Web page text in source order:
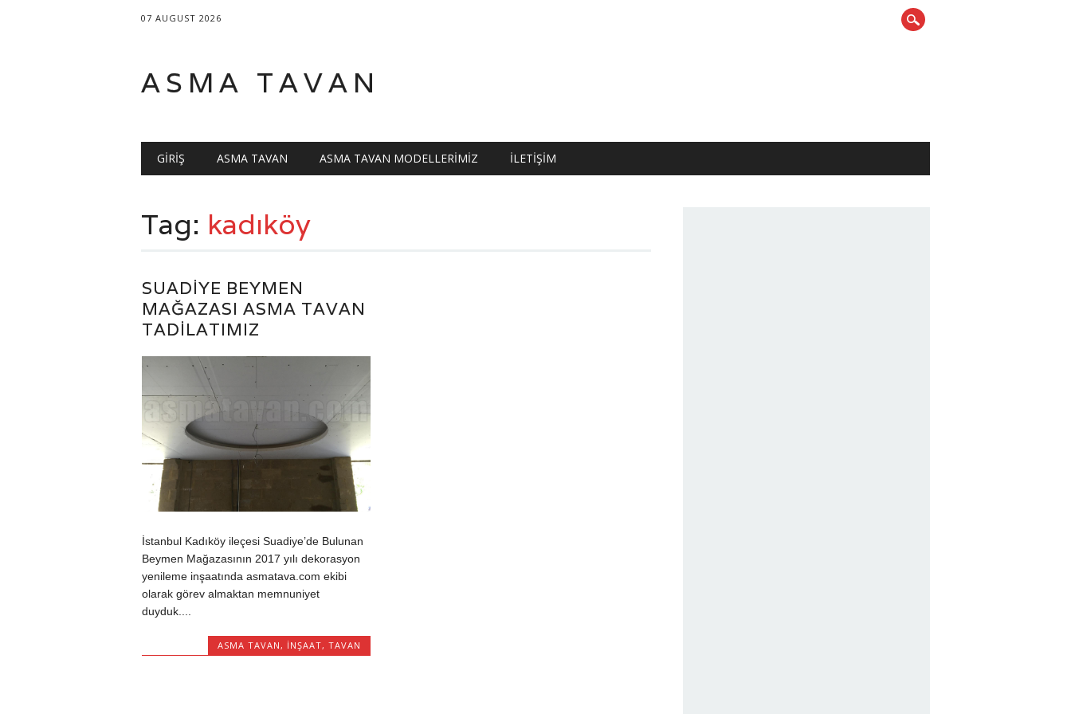
07 AUGUST 2026
ASMA TAVAN
Main menu
GIRIŞ ASMA TAVAN ASMA TAVAN MODELLERIMIZ İLETIŞIM
Tag: kadıköy
SUADIYE BEYMEN
MAĞAZASI ASMA TAVAN
TADILATIMIZ
İstanbul Kadıköy ileçesi Suadiye’de Bulunan
Beymen Mağazasının 2017 yılı dekorasyon
yenileme inşaatında asmatava.com ekibi
olarak görev almaktan memnuniyet
duyduk....
ASMA TAVAN , INŞAAT, TAVAN